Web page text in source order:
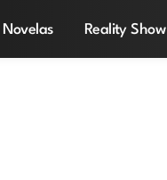
Novelas Reality Show